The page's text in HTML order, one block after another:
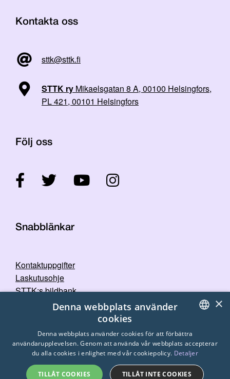
Kontakta oss
sttk@sttk.fi
STTK ry Mikaelsgatan 8 A, 00100 Helsingfors,
PL 421, 00101 Helsingfors
Följ oss
Snabblänkar
Kontaktuppgifter
Laskutusohje
STTK:s bildbank
Dataskyddspolicy
FINNISH
ENGLISH
SWEDISH
×
Denna webbplats använder
cookies
Denna webbplats använder cookies för att förbättra
användarupplevelsen. Genom att använda vår webbplats accepterar
du alla cookies i enlighet med vår cookiepolicy. Detaljer
TILLÅT COOKIES TILLÅT INTE COOKIES